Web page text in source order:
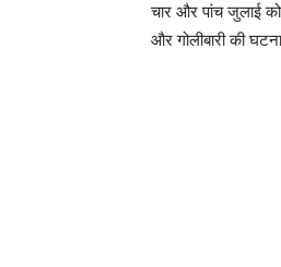
चार और पांच जुलाई
और गोलीबारी की